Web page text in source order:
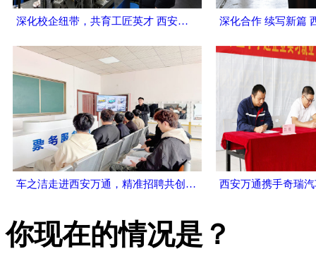
深化校企纽带，共育工匠英才 西安万通汽车学校校长李登宝一行回访连顺变速箱并探望优秀毕业生
车之洁走进西安万通，精准招聘共创未来
你现在的情况是？